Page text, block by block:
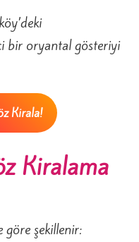
bir oryantal gösteriyi
Kirala!
Kiralama
göre şekillenir: